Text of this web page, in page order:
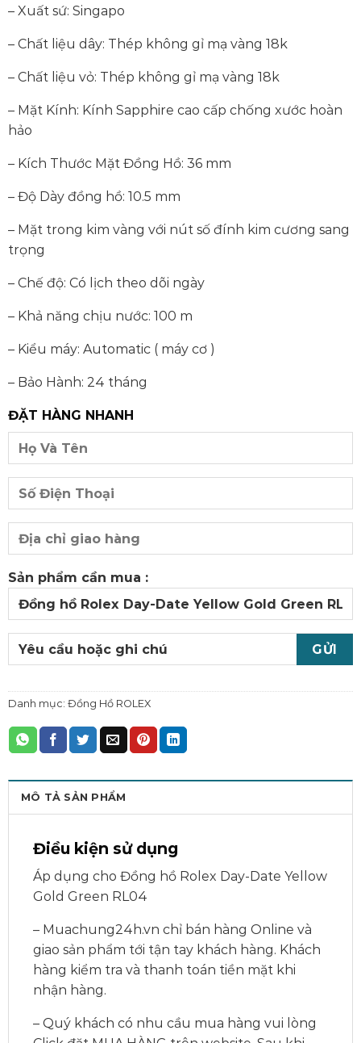
– Xuất sứ: Singapo
– Chất liệu dây: Thép không gỉ mạ vàng 18k
– Chất liệu vỏ: Thép không gỉ mạ vàng 18k
– Mặt Kính: Kính Sapphire cao cấp chống xước hoàn
hảo
– Kích Thước Mặt Đồng Hồ: 36 mm
– Độ Dày đồng hồ: 10.5 mm
– Mặt trong kim vàng với nút số đính kim cương sang
trọng
– Chế độ: Có lịch theo dõi ngày
– Khả năng chịu nước: 100 m
– Kiểu máy: Automatic ( máy cơ )
– Bảo Hành: 24 tháng
ĐẶT HÀNG NHANH
Sản phẩm cần mua :
Danh mục: Đồng Hồ ROLEX
MÔ TẢ SẢN PHẨM
Điều kiện sử dụng
Áp dụng cho Đồng hồ Rolex Day-Date Yellow
Gold Green RL04
– Muachung24h.vn chỉ bán hàng Online và
giao sản phẩm tới tận tay khách hàng. Khách
hàng kiểm tra và thanh toán tiền mặt khi
nhận hàng.
– Quý khách có nhu cầu mua hàng vui lòng